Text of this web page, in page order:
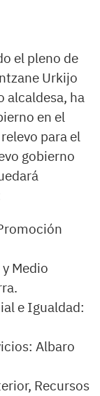
el pleno de
Urkijo
alcaldesa, ha
en el
para el
gobierno
Medio
e Igualdad:
Albaro
Recursos